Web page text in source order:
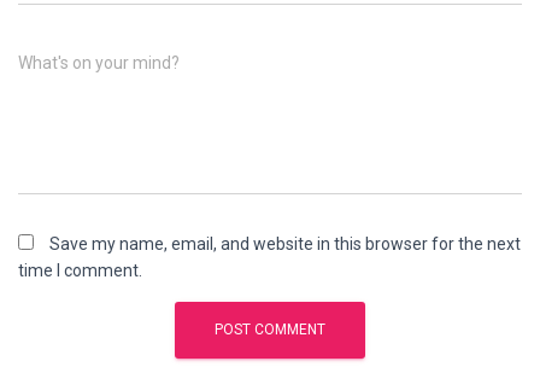
What's on your mind?
Save my name, email, and website in this browser for the next
time I comment.